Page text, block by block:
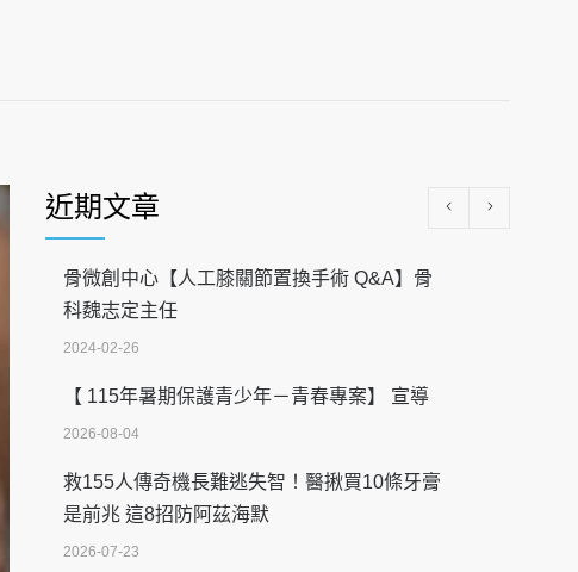
近期文章
骨微創中心【人工膝關節置換手術 Q&A】骨
科魏志定主任
2024-02-26
【 115年暑期保護青少年－青春專案】 宣導
2026-08-04
救155人傳奇機長難逃失智！醫揪買10條牙膏
是前兆 這8招防阿茲海默
2026-07-23